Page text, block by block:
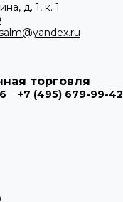
д. 1, к. 1
торговля
+7 (495) 679-99-42